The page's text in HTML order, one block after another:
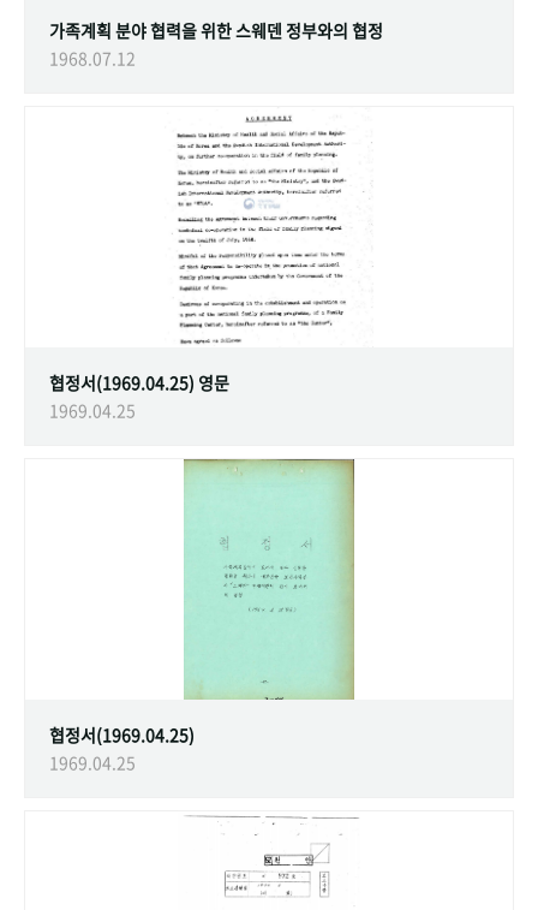
가족계획 분야 협력을 위한 스웨덴 정부와의 협정
1968.07.12
협정서(1969.04.25) 영문
1969.04.25
협정서(1969.04.25)
1969.04.25